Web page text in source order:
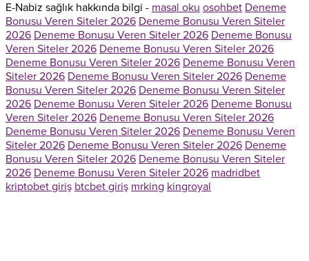
E-Nabiz sağlık hakkında bilgi - masal oku osohbet Deneme
Bonusu Veren Siteler 2026 Deneme Bonusu Veren Siteler
2026 Deneme Bonusu Veren Siteler 2026 Deneme Bonusu
Veren Siteler 2026 Deneme Bonusu Veren Siteler 2026
Deneme Bonusu Veren Siteler 2026 Deneme Bonusu Veren
Siteler 2026 Deneme Bonusu Veren Siteler 2026 Deneme
Bonusu Veren Siteler 2026 Deneme Bonusu Veren Siteler
2026 Deneme Bonusu Veren Siteler 2026 Deneme Bonusu
Veren Siteler 2026 Deneme Bonusu Veren Siteler 2026
Deneme Bonusu Veren Siteler 2026 Deneme Bonusu Veren
Siteler 2026 Deneme Bonusu Veren Siteler 2026 Deneme
Bonusu Veren Siteler 2026 Deneme Bonusu Veren Siteler
2026 Deneme Bonusu Veren Siteler 2026 madridbet
kriptobet giriş btcbet giriş mrking kingroyal